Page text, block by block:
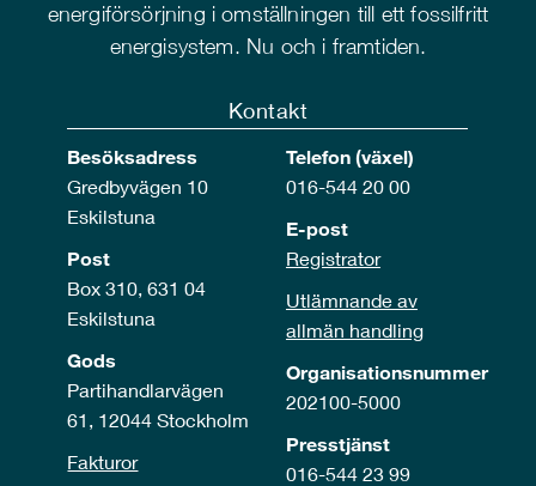
energiförsörjning i omställningen till ett fossilfritt
energisystem. Nu och i framtiden.
Kontakt
Besöksadress
Gredbyvägen 10
Eskilstuna
Post
Box 310, 631 04
Eskilstuna
Gods
Partihandlarvägen
61, 12044 Stockholm
Fakturor
Telefon (växel)
016-544 20 00
E-post
Registrator
Utlämnande av
allmän handling
Organisationsnummer
202100-5000
Presstjänst
016-544 23 99